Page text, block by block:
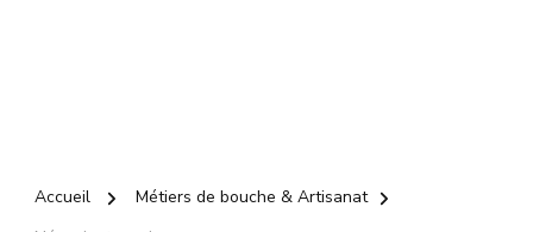
Accueil
Métiers de bouche & Artisanat